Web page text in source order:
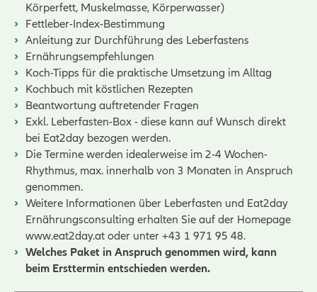
Körperfett, Muskelmasse, Körperwasser)
Fettleber-Index-Bestimmung
Anleitung zur Durchführung des Leberfastens
Ernährungsempfehlungen
Koch-Tipps für die praktische Umsetzung im Alltag
Kochbuch mit köstlichen Rezepten
Beantwortung auftretender Fragen
Exkl. Leberfasten-Box - diese kann auf Wunsch direkt
bei Eat2day bezogen werden.
Die Termine werden idealerweise im 2-4 Wochen-
Rhythmus, max. innerhalb von 3 Monaten in Anspruch
genommen.
Weitere Informationen über Leberfasten und Eat2day
Ernährungsconsulting erhalten Sie auf der Homepage
www.eat2day.at oder unter +43 1 971 95 48.
Welches Paket in Anspruch genommen wird, kann
beim Ersttermin entschieden werden.